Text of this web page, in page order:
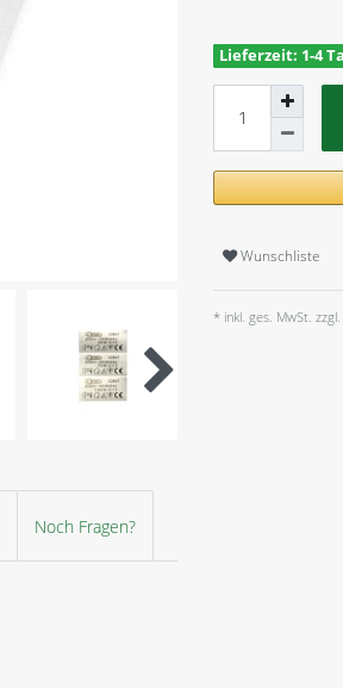
Noch Fragen?
Lieferzeit: 1-4
Wunschliste
* inkl. ges. MwSt. zzgl.